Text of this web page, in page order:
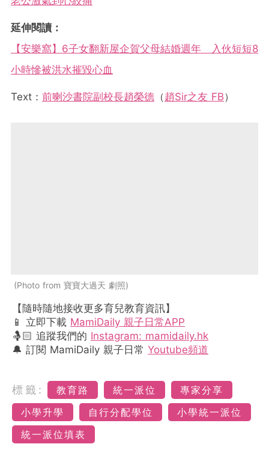
延伸閱讀：
【安樂窩】6子女翻新屋企賀父母結婚週年 入伙短短8
小時慘被洪水摧毀心血
Text： 前喇沙書院副校長趙榮德 （趙Sir之友 FB）
Photo from 寶寶大過天 劇照
【隨時隨地接收更多育兒教育資訊】
📱 立即下載 MamiDaily 親子日常APP
🤱🏻 追蹤我們的 Instagram: mamidaily.hk
🔔 訂閱 MamiDaily 親子日常 Youtube頻道
標籤: 教育路 統一派位
專家分享
小學升學
自行分配學位
小學統一派位
統一派位填表